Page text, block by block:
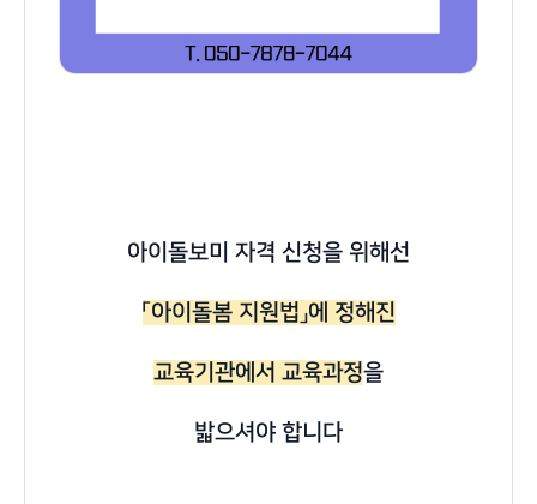
아이돌보미 자격 신청을 위해선
「아이돌봄 지원법」에 정해진
교육기관에서 교육과정을
밟으셔야 합니다